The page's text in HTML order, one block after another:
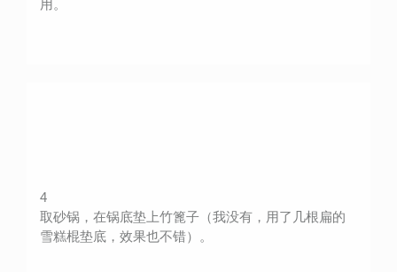
用。
4
取砂锅，在锅底垫上竹篦子（我没有，用了几根扁的
雪糕棍垫底，效果也不错）。